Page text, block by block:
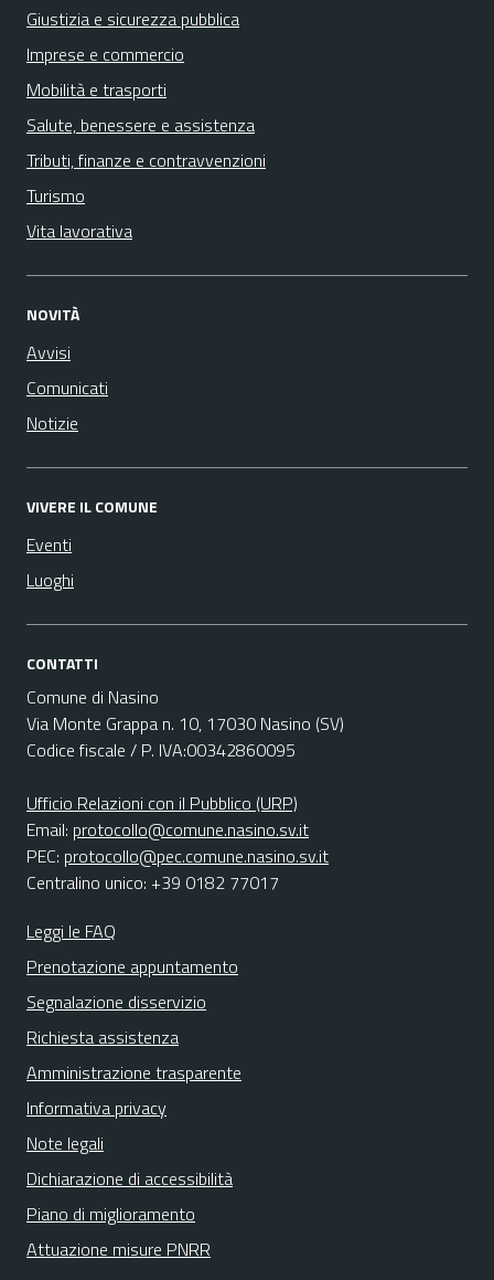
Giustizia e sicurezza pubblica
Imprese e commercio
Mobilità e trasporti
Salute, benessere e assistenza
Tributi, finanze e contravvenzioni
Turismo
Vita lavorativa
NOVITÀ
Avvisi
Comunicati
Notizie
VIVERE IL COMUNE
Eventi
Luoghi
CONTATTI
Comune di Nasino
Via Monte Grappa n. 10, 17030 Nasino (SV)
Codice fiscale / P. IVA:00342860095
Ufficio Relazioni con il Pubblico (URP)
Email: protocollo@comune.nasino.sv.it
PEC: protocollo@pec.comune.nasino.sv.it
Centralino unico: +39 0182 77017
Leggi le FAQ
Prenotazione appuntamento
Segnalazione disservizio
Richiesta assistenza
Amministrazione trasparente
Informativa privacy
Note legali
Dichiarazione di accessibilità
Piano di miglioramento
Attuazione misure PNRR